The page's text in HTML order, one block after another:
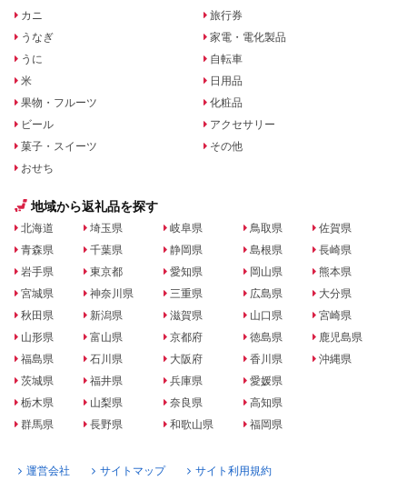
カニ
うなぎ
うに
米
果物・フルーツ
ビール
菓子・スイーツ
おせち
旅行券
家電・電化製品
自転車
日用品
化粧品
アクセサリー
その他
地域から返礼品を探す
北海道
青森県
岩手県
宮城県
秋田県
山形県
福島県
茨城県
栃木県
群馬県
埼玉県
千葉県
東京都
神奈川県
新潟県
富山県
石川県
福井県
山梨県
長野県
岐阜県
静岡県
愛知県
三重県
滋賀県
京都府
大阪府
兵庫県
奈良県
和歌山県
鳥取県
島根県
岡山県
広島県
山口県
徳島県
香川県
愛媛県
高知県
福岡県
佐賀県
長崎県
熊本県
大分県
宮崎県
鹿児島県
沖縄県
運営会社 サイトマップ サイト利用規約